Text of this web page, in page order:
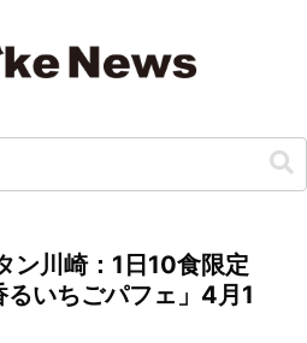
ン川崎：1日10食限定
るいちごパフェ」4月1